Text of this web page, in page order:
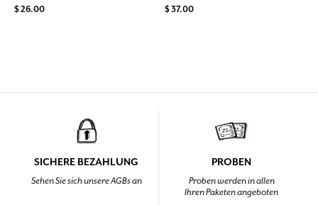
$ 26.00 $ 37.00
SICHERE BEZAHLUNG
Sehen Sie sich unsere AGBs an
PROBEN
Proben werden in allen
Ihren Paketen angeboten